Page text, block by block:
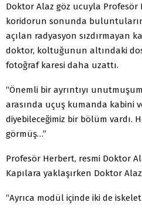
Doktor Alaz göz ucuyla Profesör
koridorun sonunda
açılan radyasyon sızdırmayan
doktor, koltuğunun altındaki
fotoğraf karesi daha uzattı.
“Önemli bir ayrıntıyı
arasında uçuş kumanda kabini
diyebileceğimiz bir bölüm vardı.
görmüş…”
Profesör Herbert, resmi Doktor
Kapılara yaklaşırken Doktor
“Ayrıca modül içinde iki de iskelet